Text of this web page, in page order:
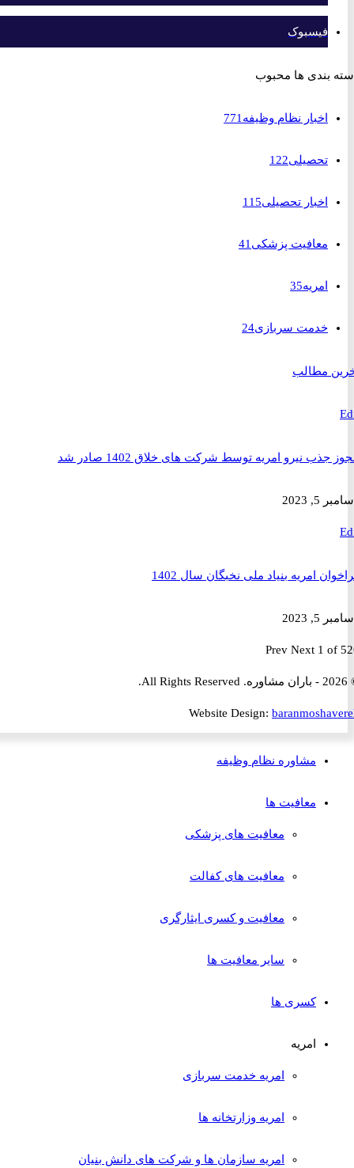
فیسبوک
ها محبوب
اخبار نظام وظیفه771
تحصیلی122
اخبار تحصیلی115
معافیت پزشکی41
امریه 35
خدمت سربازی 24
مطالب
نیرو امریه توسط شرکت های خلاق 1402 صادر شد
امریه بنیاد ملی نخبگان سال 1402
PrevNext 1
Website Design:
مشاوره نظام وظیفه
معافیت ها
معافیت های پزشکی
معافیت های کفالت
معافیت و کسری ایثارگری
سایر معافیت ها
کسری ها
امریه
امریه خدمت سربازی
امریه وزارتخانه ها
امریه سازمان ها و شرکت های دانش بنیان